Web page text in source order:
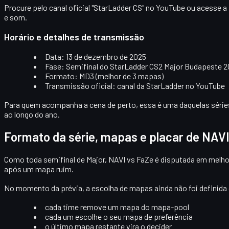
Procure pelo canal oficial "StarLadder CS" no YouTube ou
e som.
Horário e detalhes de transmissão
Data: 13 de dezembro de 2025
Fase: Semifinal do StarLadder CS2 Major Budapeste
Formato: MD3 (melhor de 3 mapas)
Transmissão oficial: canal da StarLadder no YouTube
Para quem acompanha a cena de perto, essa é uma daquelas
ao longo do ano.
Formato da série, mapas e placar de
Como toda semifinal de Major, NAVI vs FaZe é disputada em
após um mapa ruim.
No momento da prévia, a escolha de mapas ainda não foi
cada time remove um mapa do mapa-pool
cada um escolhe o seu mapa de preferência
o último mapa restante vira o decider